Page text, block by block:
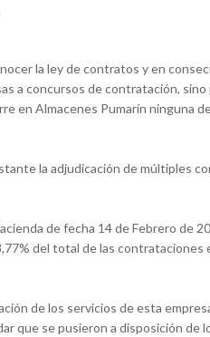
la ley de contratos y en
a concursos de contratación, sino
en Almacenes Pumarín ninguna
la adjudicación de múltiples
de fecha 14 de Febrero de
del total de las contrataciones
de los servicios de esta
que se pusieron a disposición de